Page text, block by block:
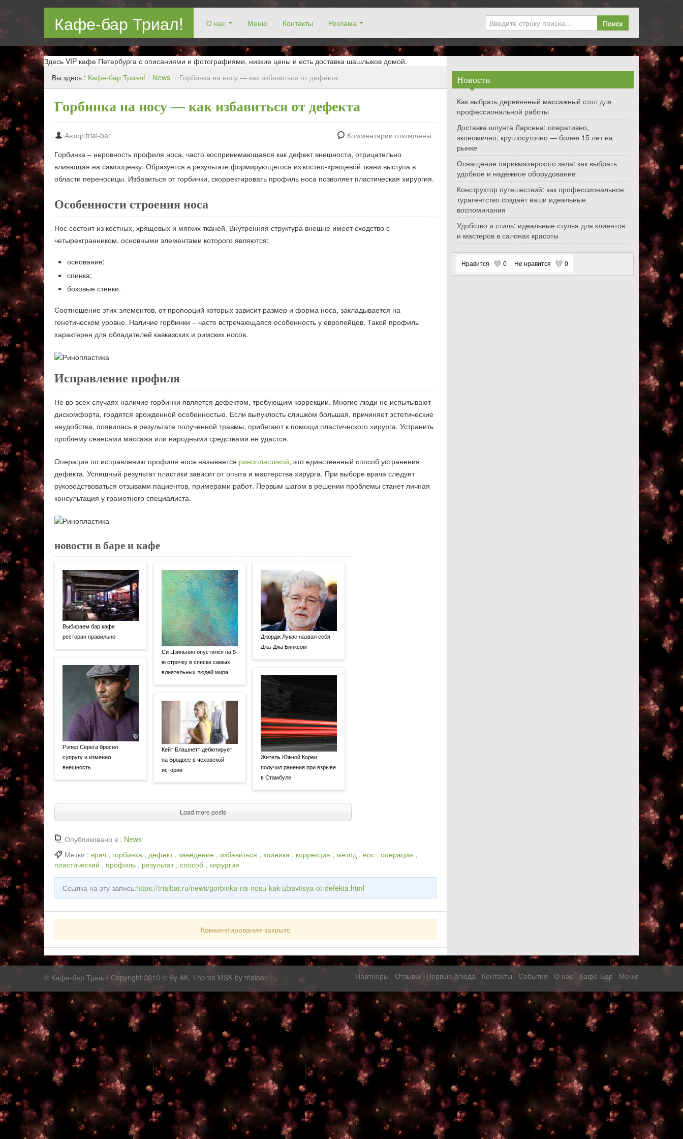
Кафе-бар Триал! О нас Меню Контакты Реклама Поиск
Бар в Новокосин, кафе в Новокосино, ресторан в Новокосино, заказ столика. Работаем без выходных! Низкие цены!
Здесь VIP кафе Петербурга с описаниями и фотографиями, низкие цены и есть доставка шашлыков домой.
Вы здесь : Кафе-бар Триал! / News / Горбинка на носу — как избавиться от дефекта
Горбинка на носу — как избавиться от дефекта
Автор:trial-bar
Комментарии отключены
Горбинка – неровность профиля носа, часто воспринимающаяся как дефект внешности, отрицательно
влияющая на самооценку. Образуется в результате формирующегося из костно-хрящевой ткани выступа в
области переносицы. Избавиться от горбинки, скорректировать профиль носа позволяет пластическая хирургия.
Особенности строения носа
Нос состоит из костных, хрящевых и мягких тканей. Внутренняя структура внешне имеет сходство с
четырехгранником, основными элементами которого являются:
основание;
спинка;
боковые стенки.
Соотношение этих элементов, от пропорций которых зависит размер и форма носа, закладывается на
генетическом уровне. Наличие горбинки – часто встречающаяся особенность у европейцев. Такой профиль
характерен для обладателей кавказских и римских носов.
Исправление профиля
Не во всех случаях наличие горбинки является дефектом, требующим коррекции. Многие люди не испытывают
дискомфорта, гордятся врожденной особенностью. Если выпуклость слишком большая, причиняет эстетические
неудобства, появилась в результате полученной травмы, прибегают к помощи пластического хирурга. Устранить
проблему сеансами массажа или народными средствами не удастся.
Операция по исправлению профиля носа называется ринопластикой, это единственный способ устранения
дефекта. Успешный результат пластики зависит от опыта и мастерства хирурга. При выборе врача следует
руководствоваться отзывами пациентов, примерами работ. Первым шагом в решении проблемы станет личная
консультация у грамотного специалиста.
новости в баре и кафе
Выбираем бар кафе
ресторан правильно
Рэпер Серега бросил
супругу и изменил
внешность
Си Цзиньпин опустился на 5-
ю строчку в списке самых
влиятельных людей мира
Кейт Блашнетт дебютирует
на Бродвее в чеховской
истории
Джордж Лукас назвал себя
Джа-Джа Бинксом
Житель Южной Кореи
получил ранения при взрыве
в Стамбуле
Load more posts
Опубликовано в : News
Метки : врач , горбинка , дефект, заведение , избавиться , клиника , коррекция , метод , нос , операция ,
пластический , профиль , результат, способ , хирургия
Ссылка на эту запись:https://trialbar.ru/news/gorbinka-na-nosu-kak-izbavitsya-ot-defekta.html
Комментирование закрыто
Новости
Как выбрать деревянный массажный стол для
профессиональной работы
Доставка шпунта Ларсена: оперативно,
экономично, круглосуточно — более 15 лет на
рынке
Оснащение парикмахерского зала: как выбрать
удобное и надежное оборудование
Конструктор путешествий: как профессиональное
турагентство создаёт ваши идеальные
воспоминания
Удобство и стиль: идеальные стулья для клиентов
и мастеров в салонах красоты
Нравится 0 Не нравится 0
© Кафе-бар Триал! Copyright 2010 © By AK. Theme MSK by trialbar. Партнеры Отзывы Первые блюда Контакты События О нас Кафе-Бар Меню